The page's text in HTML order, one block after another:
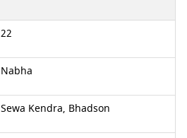
22
Nabha
Sewa Kendra, Bhadson